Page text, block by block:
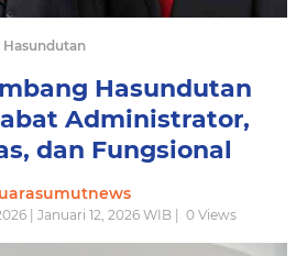
Hasundutan
Hasundutan
Administrator,
dan Fungsional
| Januari 12, 2026 WIB | 0 Views